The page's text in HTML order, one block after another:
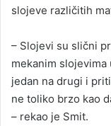
slojeve različitih
– Slojevi su slični
mekanim
jedan na drugi i
ne toliko brzo kao
– rekao je Smit.